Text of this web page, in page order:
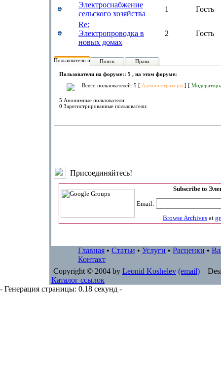
Электроснабжение
сельского хозяйства
1
Гость
Re:
Электропроводка в
новых домах
2 Гость
Пользователи на форуме:
Поиск Права
Пользователи на форуме:: 5 , на этом форуме:
Всего пользователей: 5 [ Администраторы ] [
5 Анонимные пользователи:
0 Зарегистрированные пользователи:
Присоединяйтесь!
Subscribe to
Email:
Browse Archives at
Главная • Статьи • Услуги • Расценки •
Контакт
Copyright © 2004 by Leonid Koshelev (email)
Каталог ссылок
- Генерация страницы: 0.18 секунд -